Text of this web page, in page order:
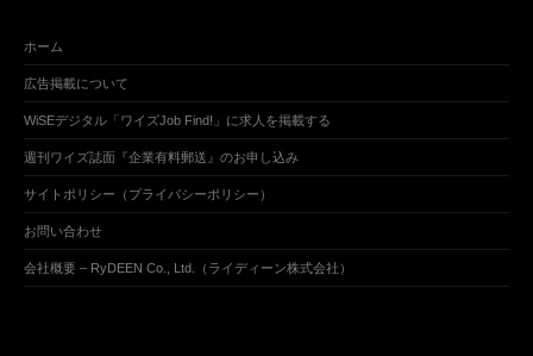
ホーム
広告掲載について
WiSEデジタル「ワイズJob Find!」に求人を掲載する
週刊ワイズ誌面『企業有料郵送』のお申し込み
サイトポリシー（プライバシーポリシー）
お問い合わせ
会社概要 – RyDEEN Co., Ltd.（ライディーン株式会社）